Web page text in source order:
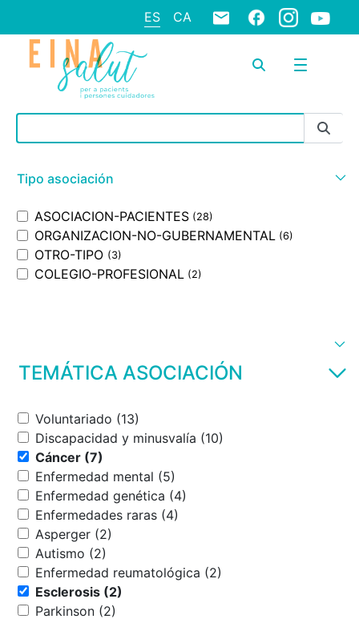
ES CA
Barra de búsqueda
Tipo asociación
ASOCIACION-PACIENTES (28)
ORGANIZACION-NO-GUBERNAMENTAL (6)
OTRO-TIPO (3)
COLEGIO-PROFESIONAL (2)
TEMÁTICA ASOCIACIÓN
Voluntariado (13)
Discapacidad y minusvalía (10)
Cáncer (7)
Enfermedad mental (5)
Enfermedad genética (4)
Enfermedades raras (4)
Asperger (2)
Autismo (2)
Enfermedad reumatológica (2)
Esclerosis (2)
Parkinson (2)